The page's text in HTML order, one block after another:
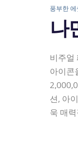
풍부한
나
비주얼
아이콘
션, 아
욱 매